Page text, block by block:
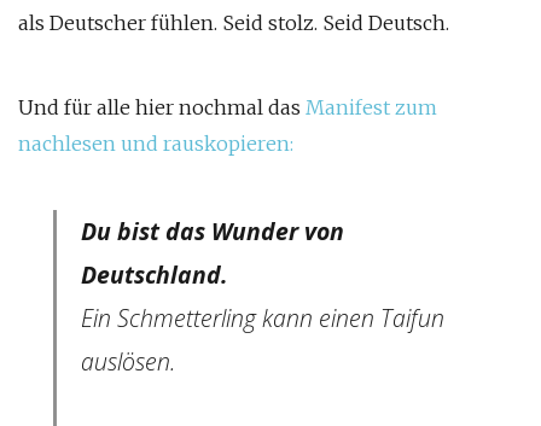
als Deutscher fühlen. Seid stolz. Seid Deutsch.
Und für alle hier nochmal das Manifest zum
nachlesen und rauskopieren:
Du bist das Wunder von
Deutschland.
Ein Schmetterling kann einen Taifun
auslösen.